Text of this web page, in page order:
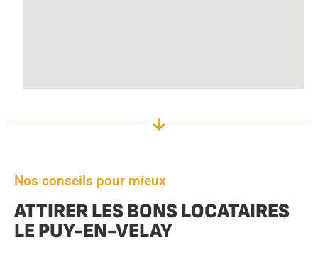
Nos conseils pour mieux
ATTIRER LES BONS LOCATAIRES
LE PUY-EN-VELAY